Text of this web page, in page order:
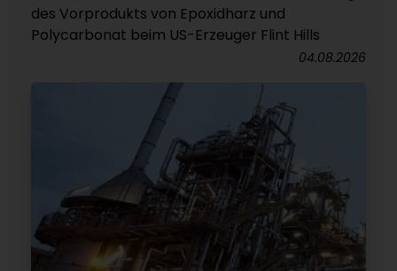
des Vorprodukts von Epoxidharz und
Polycarbonat beim US-Erzeuger Flint Hills
04.08.2026